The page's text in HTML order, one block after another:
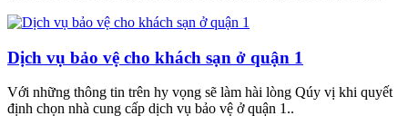
Dịch vụ bảo vệ cho khách sạn ở quận 1
Với những thông tin trên hy vọng sẽ làm hài lòng Qúy vị khi quyết
định chọn nhà cung cấp dịch vụ bảo vệ ở quận 1..